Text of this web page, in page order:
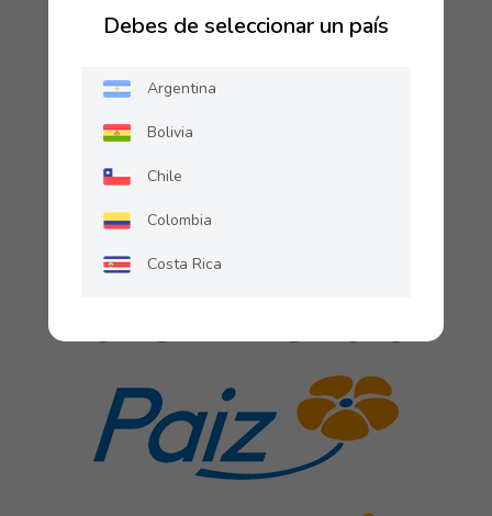
Debes de seleccionar un país
Argentina
Bolivia
Chile
Colombia
Costa Rica
Guatemala
Honduras